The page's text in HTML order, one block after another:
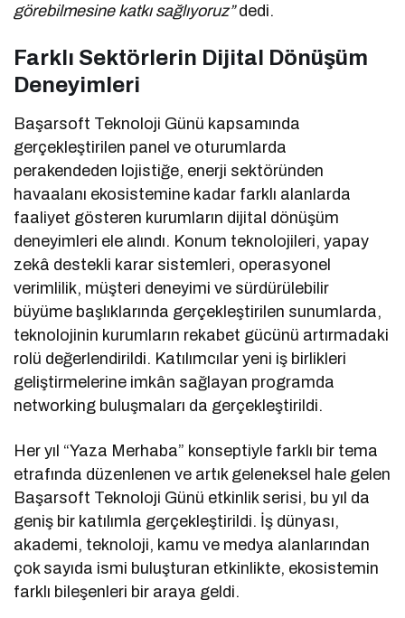
görebilmesine katkı sağlıyoruz”dedi.
Farklı Sektörlerin Dijital Dönüşüm
Deneyimleri
Başarsoft Teknoloji Günü kapsamında
gerçekleştirilen panel ve oturumlarda
perakendeden lojistiğe, enerji sektöründen
havaalanı ekosistemine kadar farklı alanlarda
faaliyet gösteren kurumların dijital dönüşüm
deneyimleri ele alındı. Konum teknolojileri, yapay
zekâ destekli karar sistemleri, operasyonel
verimlilik, müşteri deneyimi ve sürdürülebilir
büyüme başlıklarında gerçekleştirilen sunumlarda,
teknolojinin kurumların rekabet gücünü artırmadaki
rolü değerlendirildi. Katılımcılar yeni iş birlikleri
geliştirmelerine imkân sağlayan programda
networking buluşmaları da gerçekleştirildi.
Her yıl “Yaza Merhaba” konseptiyle farklı bir tema
etrafında düzenlenen ve artık geleneksel hale gelen
Başarsoft Teknoloji Günü etkinlik serisi, bu yıl da
geniş bir katılımla gerçekleştirildi. İş dünyası,
akademi, teknoloji, kamu ve medya alanlarından
çok sayıda ismi buluşturan etkinlikte, ekosistemin
farklı bileşenleri bir araya geldi.